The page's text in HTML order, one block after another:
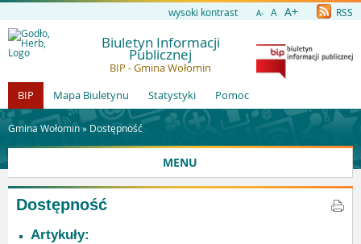
wysoki kontrast A- A A+ RSS
Biuletyn Informacji
Publicznej
BIP - Gmina Wołomin
BIP
Mapa Biuletynu Statystyki Pomoc
Gmina Wołomin » Dostępność
MENU
Dostępność
Artykuły: